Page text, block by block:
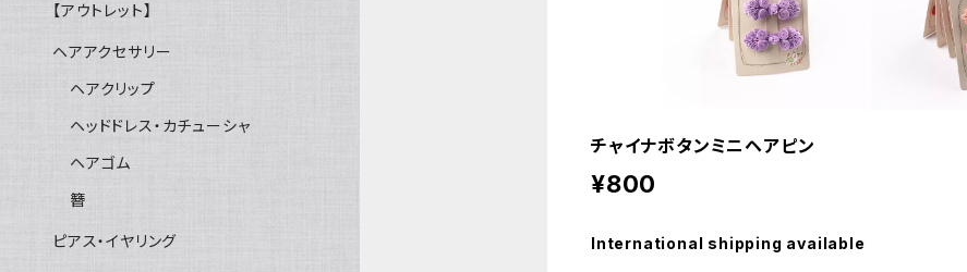
チャイナボタンミニヘアピン
¥800
International shipping available
【アウトレット】
ヘアアクセサリー
ヘアクリップ
ヘッドドレス・カチューシャ
ヘアゴム
簪
ピアス・イヤリング